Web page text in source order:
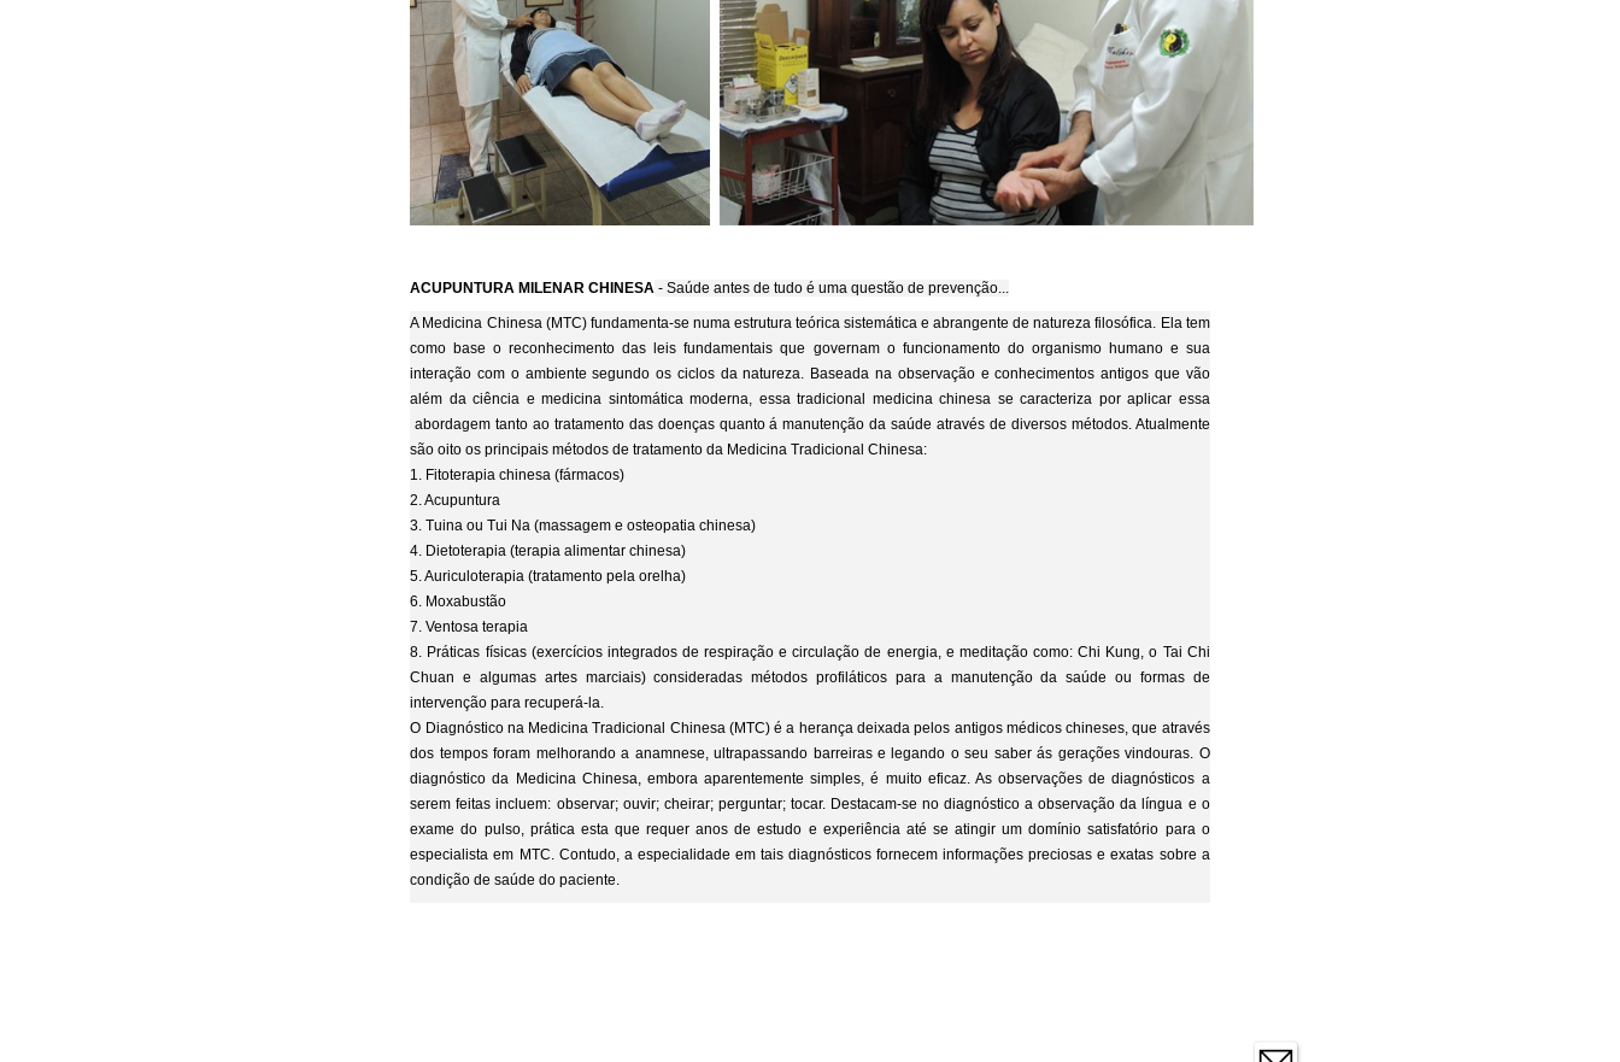
ACUPUNTURA MILENAR CHINESA - Saúde antes de tudo é uma questão de prevenção...
A Medicina Chinesa (MTC) fundamenta-se numa estrutura teórica sistemática e abrangente de natureza filosófica. Ela tem
como base o reconhecimento das leis fundamentais que governam o funcionamento do organismo humano e sua
interação com o ambiente segundo os ciclos da natureza. Baseada na observação e conhecimentos antigos que vão
além da ciência e medicina sintomática moderna, essa tradicional medicina chinesa se caracteriza por aplicar essa
abordagem tanto ao tratamento das doenças quanto á manutenção da saúde através de diversos métodos. Atualmente
são oito os principais métodos de tratamento da Medicina Tradicional Chinesa:
1. Fitoterapia chinesa (fármacos)
2. Acupuntura
3. Tuina ou Tui Na (massagem e osteopatia chinesa)
4. Dietoterapia (terapia alimentar chinesa)
5. Auriculoterapia (tratamento pela orelha)
6. Moxabustão
7. Ventosa terapia
8. Práticas físicas (exercícios integrados de respiração e circulação de energia, e meditação como: Chi Kung, o Tai Chi
Chuan e algumas artes marciais) consideradas métodos profiláticos para a manutenção da saúde ou formas de
intervenção para recuperá-la.
O Diagnóstico na Medicina Tradicional Chinesa (MTC) é a herança deixada pelos antigos médicos chineses, que através
dos tempos foram melhorando a anamnese, ultrapassando barreiras e legando o seu saber ás gerações vindouras. O
diagnóstico da Medicina Chinesa, embora aparentemente simples, é muito eficaz. As observações de diagnósticos a
serem feitas incluem: observar; ouvir; cheirar; perguntar; tocar. Destacam-se no diagnóstico a observação da língua e o
exame do pulso, prática esta que requer anos de estudo e experiência até se atingir um domínio satisfatório para o
especialista em MTC. Contudo, a especialidade em tais diagnósticos fornecem informações preciosas e exatas sobre a
condição de saúde do paciente.